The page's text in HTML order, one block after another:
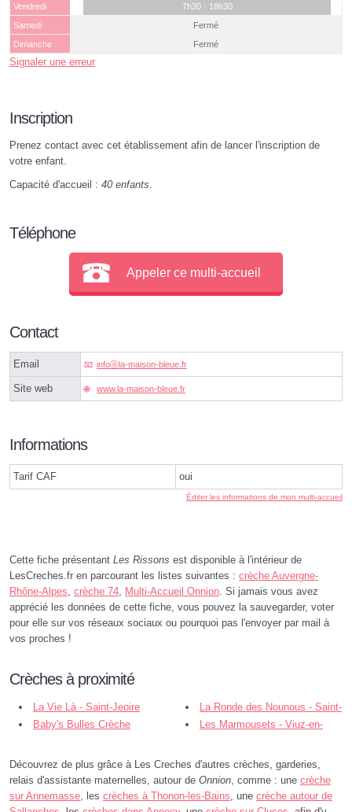
Vendredi
7h30 - 18h30
Samedi
Fermé
Dimanche
Fermé
Signaler une erreur
Inscription
Prenez contact avec cet établissement afin de lancer l'inscription de
votre enfant.
Capacité d'accueil : 40 enfants.
Téléphone
Appeler ce multi-accueil
Contact
Email infoⓐla-maison-bleue.fr
Site web www.la-maison-bleue.fr
Informations
Tarif CAF oui
Éditer les informations de mon multi-accueil
Cette fiche présentant Les Rissons est disponible à l'intérieur de
LesCreches.fr en parcourant les listes suivantes : crèche Auvergne-
Rhône-Alpes, crèche 74, Multi-Accueil Onnion. Si jamais vous avez
apprécié les données de cette fiche, vous pouvez la sauvegarder, voter
pour elle sur vos réseaux sociaux ou pourquoi pas l'envoyer par mail à
vos proches !
Crèches à proximité
La Vie Là - Saint-Jeoire
La Ronde des Nounous - Saint-
Jeoire
Baby's Bulles Crèche
Les Marmousets - Viuz-en-
Découvrez de plus grâce à Les Creches d'autres crèches, garderies,
relais d'assistante maternelles, autour de Onnion, comme : une crèche
sur Annemasse, les crèches à Thonon-les-Bains, une crèche autour de